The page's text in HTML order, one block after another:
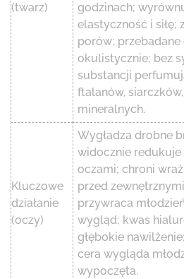
(twarz)
godzinach;
elastyczność i siłę;
porów;
okulistycznie; bez
substancji
ftalanów,
mineralnych.
Kluczowe
działanie
(oczy)
Wygładza drobne
widocznie
oczami; chroni
przed
przywraca
wygląd; kwas
głębokie
cera wygląda
wypoczęta.